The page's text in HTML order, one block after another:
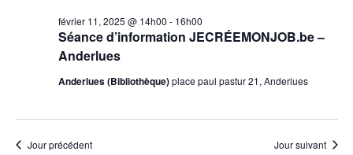
Séance d’information JECRÉEMONJOB.be –
Anderlues
février 11, 2025 @ 14h00 - 16h00
Anderlues (Bibliothèque)place paul pastur 21, Anderlues
Jour précédent Jour suivant